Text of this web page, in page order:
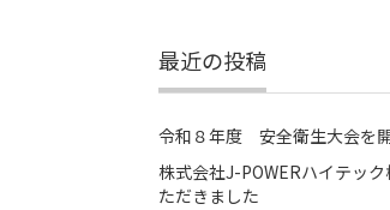
最近の投稿
令和８年度 安全衛生大会を
株式会社J-POWERハイテッ
ただきました